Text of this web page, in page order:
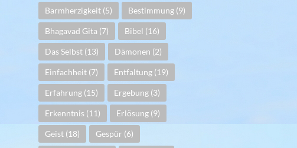
Barmherzigkeit (5) Bestimmung (9)
Bhagavad Gita (7) Bibel (16)
Das Selbst (13) Dämonen (2)
Einfachheit (7) Entfaltung (19)
Erfahrung (15) Ergebung (3)
Erkenntnis (11) Erlösung (9)
Geist (18) Gespür (6)